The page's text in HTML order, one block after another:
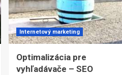
Internetový marketing
Optimalizácia pre
vyhľadávače – SEO